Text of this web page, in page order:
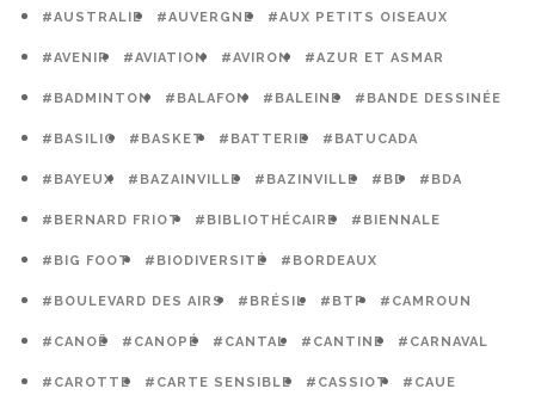
#AUSTRALIE #AUVERGNE #AUX PETITS OISEAUX
#AVENIR #AVIATION #AVIRON #AZUR ET ASMAR
#BADMINTON #BALAFON #BALEINE #BANDE DESSINÉE
#BASILIC #BASKET #BATTERIE #BATUCADA
#BAYEUX #BAZAINVILLE #BAZINVILLE #BD #BDA
#BERNARD FRIOT #BIBLIOTHÉCAIRE #BIENNALE
#BIG FOOT #BIODIVERSITÉ #BORDEAUX
#BOULEVARD DES AIRS #BRÉSIL #BTP #CAMROUN
#CANOË #CANOPÉ #CANTAL #CANTINE #CARNAVAL
#CAROTTE #CARTE SENSIBLE #CASSIOT #CAUE